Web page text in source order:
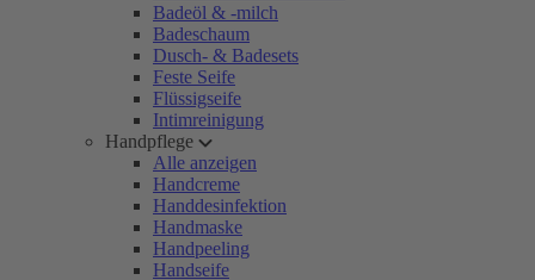
Badeöl & -milch
Badeschaum
Dusch- & Badesets
Feste Seife
Flüssigseife
Intimreinigung
Handpflege
Alle anzeigen
Handcreme
Handdesinfektion
Handmaske
Handpeeling
Handseife